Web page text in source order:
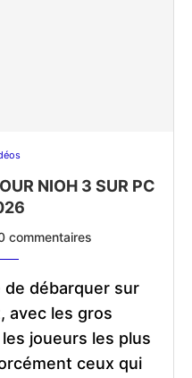
NIOH 3 SUR PC
commentaires
débarquer sur
avec les gros
joueurs les plus
ceux qui